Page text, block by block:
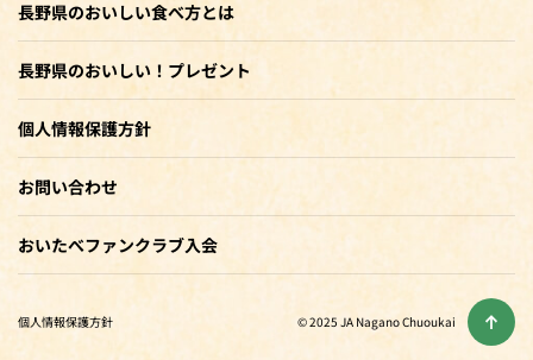
長野県のおいしい食べ方とは
長野県のおいしい！プレゼント
個人情報保護方針
お問い合わせ
おいたべファンクラブ入会
個人情報保護方針 © 2025 JA Nagano Chuoukai